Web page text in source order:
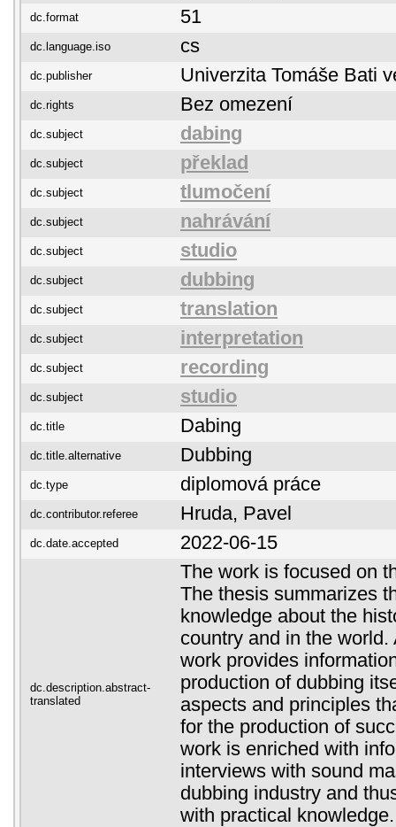
dc.format 51
dc.language.iso cs
dc.publisher Univerzita Tomáše Bati
dc.rights Bez omezení
dc.subject dabing
dc.subject překlad
dc.subject tlumočení
dc.subject nahrávání
dc.subject studio
dc.subject dubbing
dc.subject translation
dc.subject interpretation
dc.subject recording
dc.subject studio
dc.title Dabing
dc.title.alternative Dubbing
dc.type diplomová práce
dc.contributor.referee Hruda, Pavel
dc.date.accepted 2022-06-15
dc.description.abstract-
translated
The work is focused on
The thesis summarizes
knowledge about the
country and in the
work provides
production of dubbing
aspects and principles
for the production of
work is enriched with
interviews with sound
dubbing industry and
with practical knowledge.